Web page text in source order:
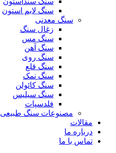
سنگ لایم استون
سنگ معدنی
زغال سنگ
سنگ مس
سنگ آهن
سنگ روی
سنگ قلع
سنگ نمک
سنگ کائولن
سنگ سیلیس
فلدسپات
مصنوعات سنگ طبیعی
مقالات
درباره ما
تماس با ما